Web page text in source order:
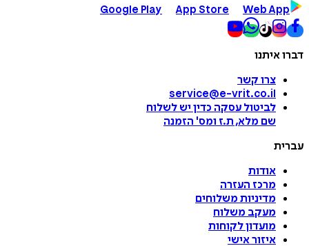
Google Play
App Store Web App
דברו איתנו
צרו קשר
service@e-vrit.co.il
לביטול עסקה כדין יש לשלוח
שם מלא, ת.ז ומס' הזמנה
עברית
אודות
מרכז העזרה
מדיניות משלוחים
מעקב משלוח
מועדון לקוחות
איזור אישי